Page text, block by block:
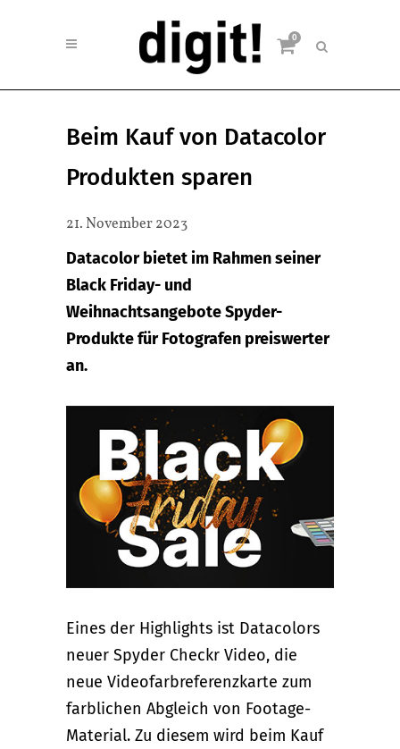
0
Beim Kauf von Datacolor
Produkten sparen
21. November 2023
Datacolor bietet im Rahmen seiner
Black Friday- und
Weihnachtsangebote Spyder-
Produkte für Fotografen preiswerter
an.
Eines der Highlights ist Datacolors
neuer Spyder Checkr Video, die
neue Videofarbreferenzkarte zum
farblichen Abgleich von Footage-
Material. Zu diesem wird beim Kauf